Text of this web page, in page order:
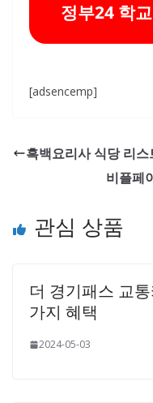
정부24 학
[adsencemp]
흑백요리사 식당 리
비플페
관심 상품
더 경기패스 교
가지 혜택
2024-05-03